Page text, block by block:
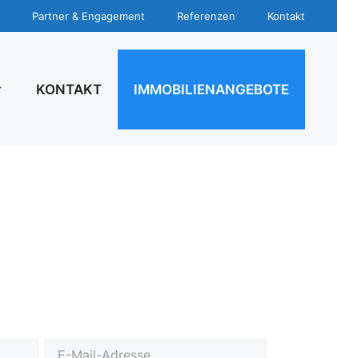
Partner & Engagement Referenzen Kontakt
KONTAKT IMMOBILIENANGEBOTE